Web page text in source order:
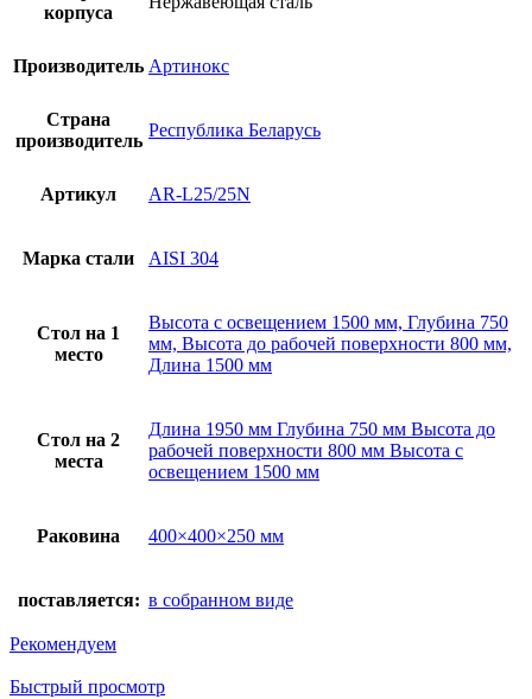
корпуса
Производитель Артинокс
Страна
производитель
Республика Беларусь
Артикул AR-L25/25N
Марка стали AISI 304
Стол на 1
место
Высота с освещением 1500 мм, Глубина 750
мм, Высота до рабочей поверхности 800 мм,
Длина 1500 мм
Стол на 2
места
Длина 1950 мм Глубина 750 мм Высота до
рабочей поверхности 800 мм Высота с
освещением 1500 мм
Раковина 400×400×250 мм
поставляется: в собранном виде
Рекомендуем
Быстрый просмотр